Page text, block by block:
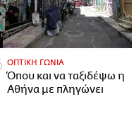
ΟΠΤΙΚΗ ΓΩΝΙΑ
Όπου και να ταξιδέψω η
Αθήνα με πληγώνει